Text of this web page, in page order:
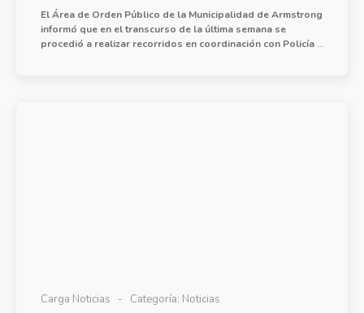
El Área de Orden Público de la Municipalidad de Armstrong
informó que en el transcurso de la última semana se
procedió a realizar recorridos en coordinación con Policía y
Carga Noticias Categoría: Noticias